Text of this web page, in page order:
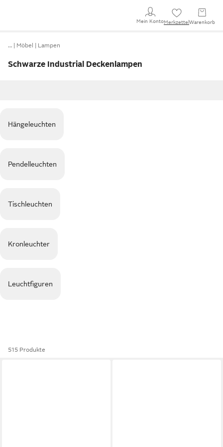
Mein KontoMerkzettel Warenkorb
… Möbel Lampen
Schwarze Industrial Deckenlampen
Hängeleuchten
Pendelleuchten
Tischleuchten
Kronleuchter
Leuchtfiguren
515 Produkte